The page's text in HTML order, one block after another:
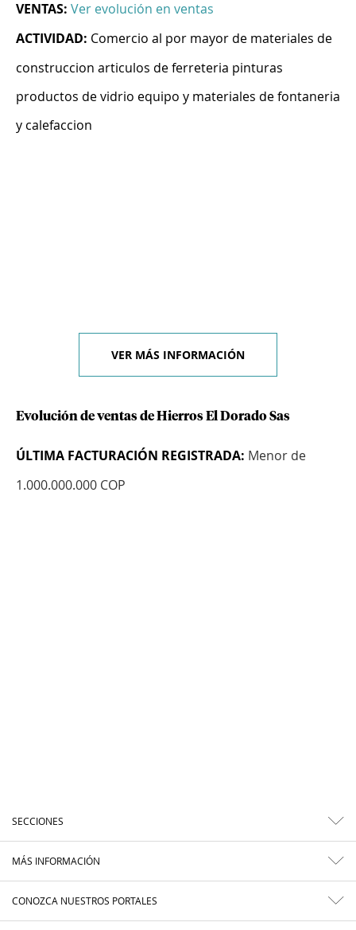
VENTAS: Ver evolución en ventas
ACTIVIDAD: Comercio al por mayor de materiales de
construccion articulos de ferreteria pinturas
productos de vidrio equipo y materiales de fontaneria
y calefaccion
VER MÁS INFORMACIÓN
Evolución de ventas de Hierros El Dorado Sas
ÚLTIMA FACTURACIÓN REGISTRADA: Menor de
1.000.000.000 COP
SECCIONES
MÁS INFORMACIÓN
CONOZCA NUESTROS PORTALES